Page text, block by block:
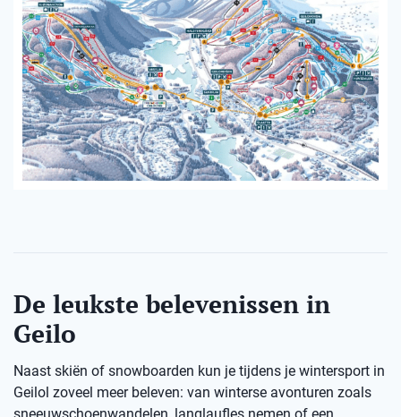
De leukste belevenissen in
Geilo
Naast skiën of snowboarden kun je tijdens je wintersport in
Geilol zoveel meer beleven: van winterse avonturen zoals